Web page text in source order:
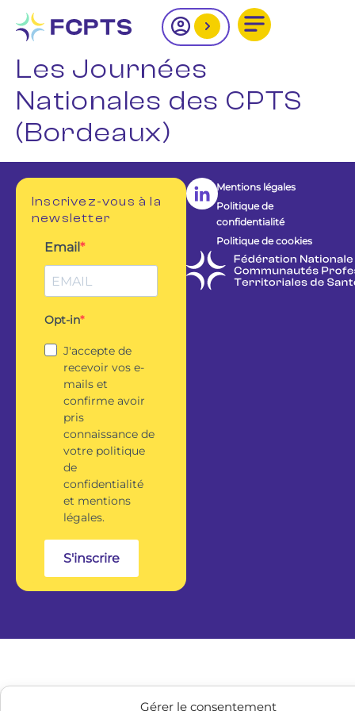
Gérer le consentement
Les Journées
Nationales des CPTS
(Bordeaux)
Mentions légales
Politique de
confidentialité
Politique de cookies
Inscrivez-vous à la
newsletter
Email
Opt-in
J'accepte de
recevoir vos e-
mails et
confirme avoir
pris
connaissance de
votre politique
de
confidentialité
et mentions
légales.
S'inscrire